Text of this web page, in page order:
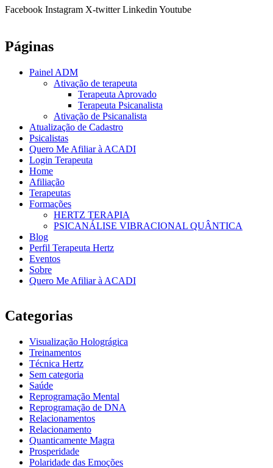
Facebook Instagram X-twitter Linkedin Youtube
Páginas
Painel ADM
Ativação de terapeuta
Terapeuta Aprovado
Terapeuta Psicanalista
Ativação de Psicanalista
Atualização de Cadastro
Psicalistas
Quero Me Afiliar à ACADI
Login Terapeuta
Home
Afiliação
Terapeutas
Formações
HERTZ TERAPIA
PSICANÁLISE VIBRACIONAL QUÂNTICA
Blog
Perfil Terapeuta Hertz
Eventos
Sobre
Quero Me Afiliar à ACADI
Categorias
Visualização Holográgica
Treinamentos
Técnica Hertz
Sem categoria
Saúde
Reprogramação Mental
Reprogramação de DNA
Relacionamentos
Relacionamento
Quanticamente Magra
Prosperidade
Polaridade das Emoções